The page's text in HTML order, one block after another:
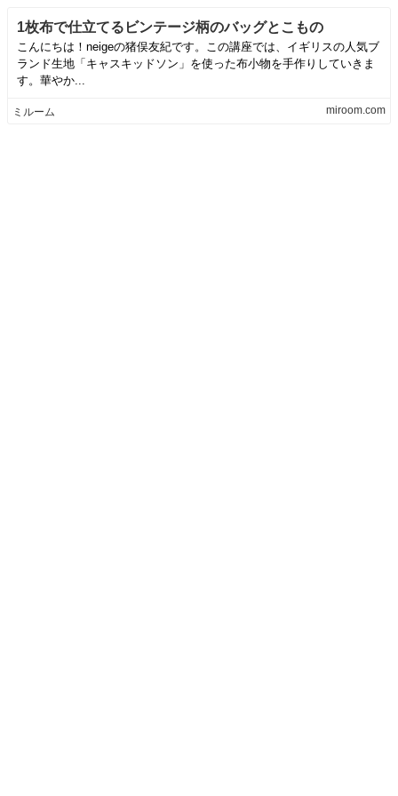
1枚布で仕立てるビンテージ柄のバッグとこもの
こんにちは！neigeの猪俣友紀です。この講座では、イギリスの人気ブ
ランド生地「キャスキッドソン」を使った布小物を手作りしていきま
す。華やか...
ミルーム miroom.com